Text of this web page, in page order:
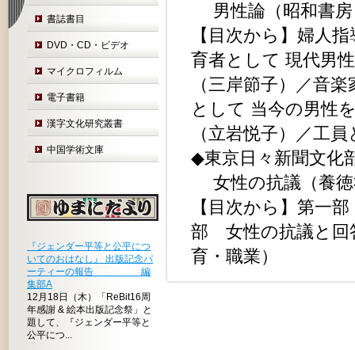
書誌書目
DVD・CD・ビデオ
マイクロフィルム
電子書籍
漢字文化研究叢書
中国学術文庫
『ジェンダー平等と公平につ
いてのおはなし』 出版記念パ
ーティーの報告 編
集部A
12月18日（木）「ReBit16周
年感謝 & 絵本出版記念祭」と
題して、『ジェンダー平等と
公平につ...
男性論（昭和書
【目次から】婦人
育者として 現代男
（三岸節子）／音
として 当今の男性
（立岩悦子）／工
◆東京日々新聞文化
女性の抗議（養
【目次から】第一
部 女性の抗議と回
育・職業）